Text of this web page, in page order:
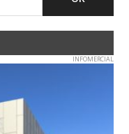
INFOMERCIAL